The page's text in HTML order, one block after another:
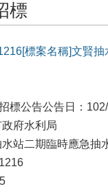
標
標案名稱]文賢
標公告公告日：
府水利局
站二期臨時應急抽